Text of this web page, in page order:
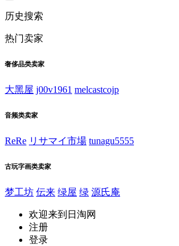
历史搜索
热门卖家
奢侈品类卖家
大黑屋 j00v1961 melcastcojp
音频类卖家
ReRe リサマイ市場 tunagu5555
古玩字画类卖家
梦工坊 伝来 绿屋 绿 源氏庵
欢迎来到日淘网
注册
登录